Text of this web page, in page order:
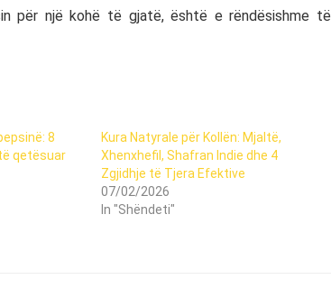
për një kohë të gjatë, është e rëndësishme të
8
qetësuar
Kura Natyrale për Kollën: Mjaltë,
Xhenxhefil, Shafran Indie dhe 4
Zgjidhje të Tjera Efektive
07/02/2026
In "Shëndeti"